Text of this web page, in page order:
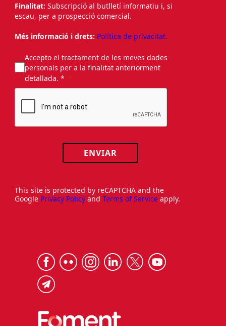
Finalitat: Subscripció al butlletí informatiu i, si
escau, per a prospecció comercial.
Més informació i drets: Política de privacitat.
Accepto el tractament de les meves dades
personals per a la finalitat anteriorment
detallada. *
ENVIAR
This site is protected by reCAPTCHA and the
Google Privacy Policy and Terms of Service apply.